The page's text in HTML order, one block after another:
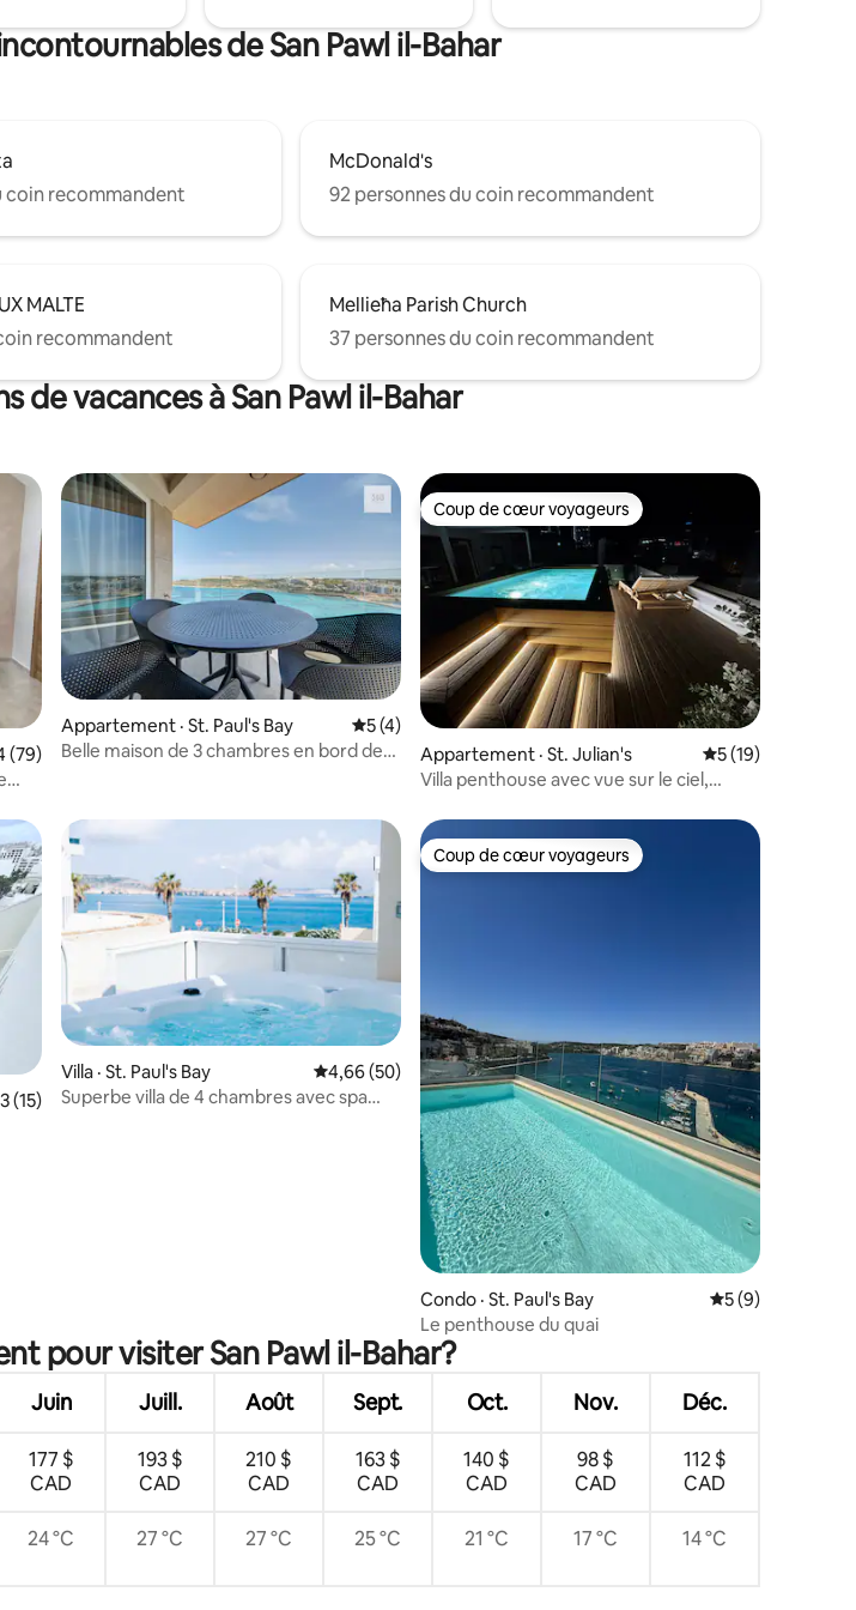
de San Pawl il-Bahar
coin recommandent
McDonald's
92 personnes du coin recommandent
MALTE
recommandent
Mellieħa Parish Church
37 personnes du coin recommandent
de vacances à San Pawl il-Bahar
de 4,94 sur 5, 79 commentaires
(79)
Appartement · St. Paul's Bay Note moyenne de 5 sur 5, 4 commentaires
5 (4)
Belle maison de 3 chambres en bord de
Coup de cœur voyageurs
Coup de cœur voyageurs
Appartement · St. Julian's Note moyenne de
5 (19)
Villa penthouse avec vue sur le ciel,
de 4,93 sur 5, 15 commentaires
(15)
Villa · St. Paul's Bay Note moyenne de 4,66 sur 5, 50 commentaires
4,66 (50)
Superbe villa de 4 chambres avec spa
Coup de cœur voyageurs
Coup de cœur voyageurs
Condo · St. Paul's Bay Note moyenne
5 (9)
Le penthouse du quai
pour visiter San Pawl il-Bahar?
Juin Juill. Août Sept. Oct. Nov. Déc.
177 $
CAD
193 $
CAD
210 $
CAD
163 $
CAD
140 $
CAD
98 $
CAD
112 $
CAD
24 °C 27 °C 27 °C 25 °C 21 °C 17 °C 14 °C